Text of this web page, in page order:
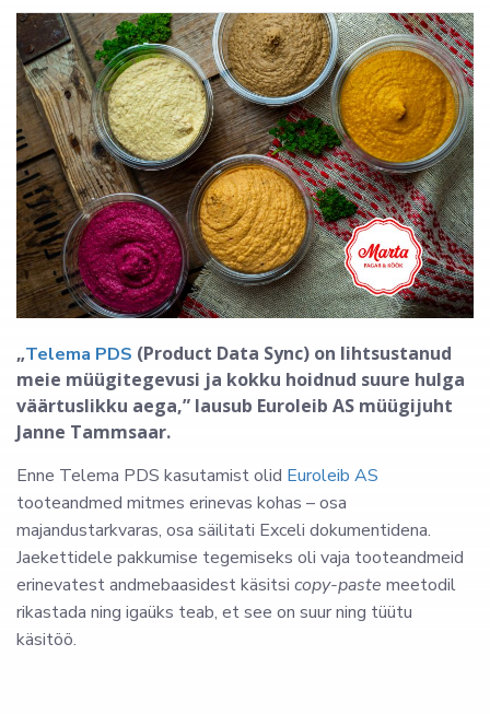
„Telema PDS (Product Data Sync) on lihtsustanud
meie müügitegevusi ja kokku hoidnud suure hulga
väärtuslikku aega,” lausub Euroleib AS müügijuht
Janne Tammsaar.
Enne Telema PDS kasutamist olid Euroleib AS
tooteandmed mitmes erinevas kohas – osa
majandustarkvaras, osa säilitati Exceli dokumentidena.
Jaekettidele pakkumise tegemiseks oli vaja tooteandmeid
erinevatest andmebaasidest käsitsi copy-paste meetodil
rikastada ning igaüks teab, et see on suur ning tüütu
käsitöö.